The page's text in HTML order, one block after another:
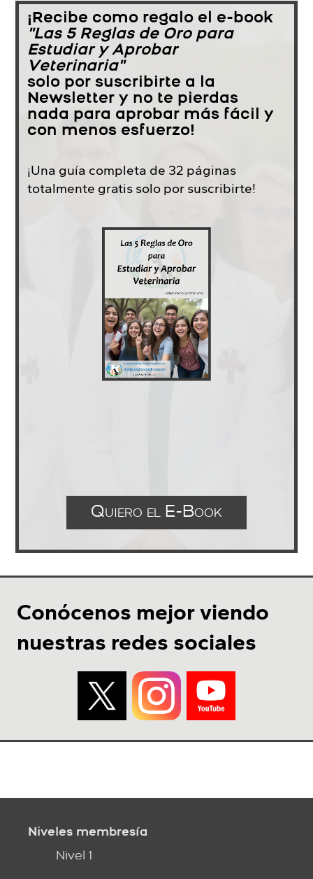
¡Recibe como regalo el e-book
"Las 5 Reglas de Oro para
Estudiar y Aprobar
Veterinaria"
solo por suscribirte a la
Newsletter y no te pierdas
nada para aprobar más fácil y
con menos esfuerzo!
¡Una guía completa de 32 páginas
totalmente gratis solo por suscribirte!
Quiero el E-Book
Conócenos mejor viendo
nuestras redes sociales
Niveles membresía
Nivel 1